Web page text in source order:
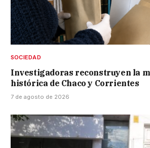
SOCIEDAD
Investigadoras reconstruyen la
histórica de Chaco y Corrientes
7 de agosto de 2026